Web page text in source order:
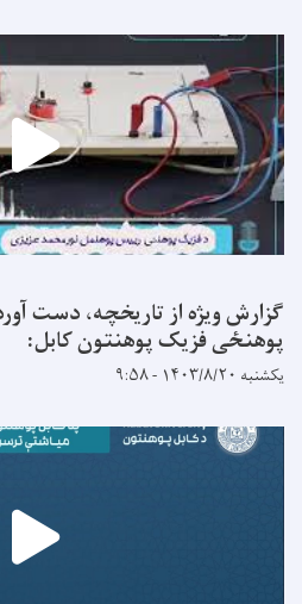
گزارش ویژه از تاریخچه، دست
پوهنځی فزیک پوهنتون کابل:
یکشنبه ۱۴۰۳/۸/۲۰ - ۹:۵۸